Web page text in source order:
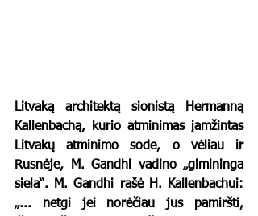
Litvaką architektą sionistą Hermanną
Kallenbachą, kurio atminimas įamžintas
Litvakų atminimo sode, o vėliau ir
Rusnėje, M. Gandhi vadino „gimininga
siela“. M. Gandhi rašė H. Kallenbachui:
„... netgi jei norėčiau jus pamiršti,